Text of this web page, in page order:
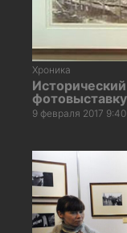
Хроника
9 февраля 2017 9:40